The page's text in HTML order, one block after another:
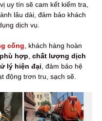
uy tín sẽ cam kết kiểm tra,
lâu dài, đảm bảo khách
dịch vụ.
cống , khách hàng hoàn
hợp chất lượng dịch
lý hiện đại , đảm bảo hệ
động trơn tru, sạch sẽ.